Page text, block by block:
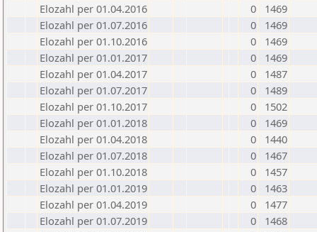
Elozahl per 01.04.2016
0
1469
Elozahl per 01.07.2016
0
1469
Elozahl per 01.10.2016
0
1469
Elozahl per 01.01.2017
0
1469
Elozahl per 01.04.2017
0
1487
Elozahl per 01.07.2017
0
1489
Elozahl per 01.10.2017
0
1502
Elozahl per 01.01.2018
0
1469
Elozahl per 01.04.2018
0
1440
Elozahl per 01.07.2018
0
1467
Elozahl per 01.10.2018
0
1457
Elozahl per 01.01.2019
0
1463
Elozahl per 01.04.2019
0
1477
Elozahl per 01.07.2019
0
1468